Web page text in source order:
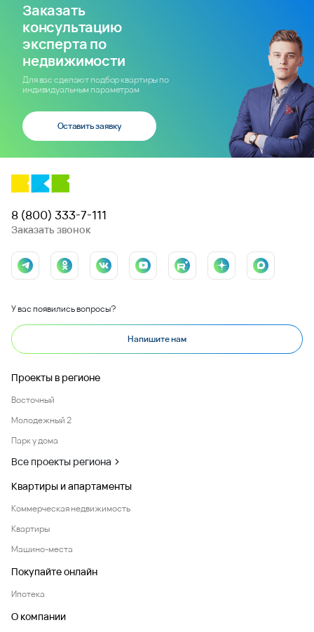
Заказать
консультацию
эксперта по
недвижимости
Для вас сделают подбор квартиры по
индивидуальным параметрам
Оставить заявку
8 (800) 333-7-111
Заказать звонок
У вас появились вопросы?
Напишите нам
Проекты в регионе
Восточный
Молодежный 2
Парк у дома
Все проекты региона
Квартиры и апартаменты
Коммерческая недвижимость
Квартиры
Машино-места
Покупайте онлайн
Ипотека
О компании